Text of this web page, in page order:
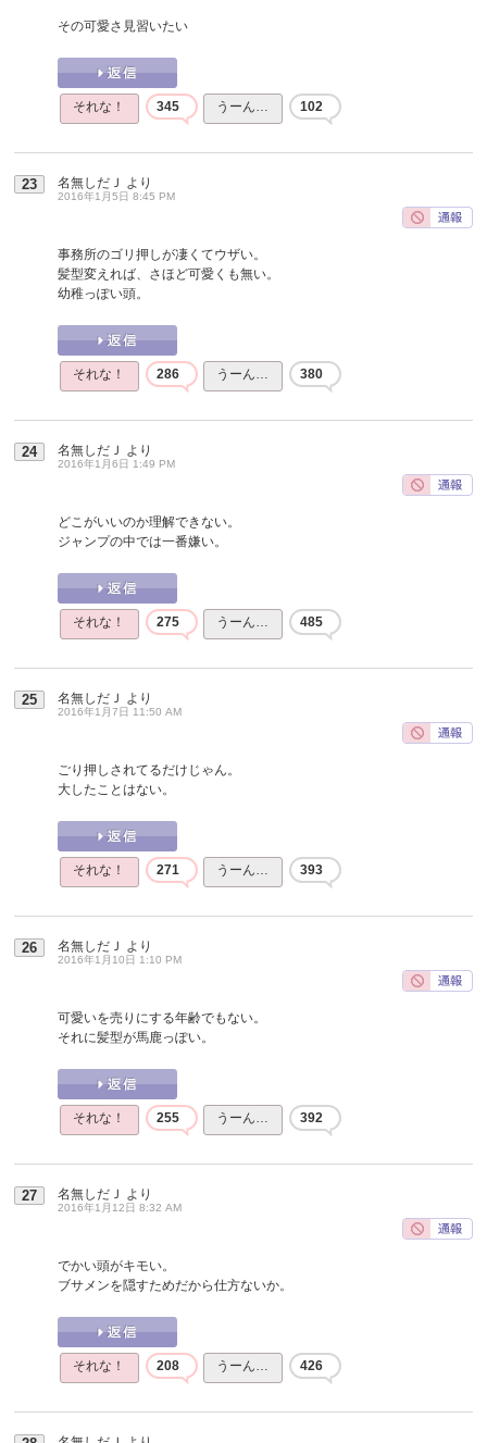
その可愛さ見習いたい
それな！ 345 うーん… 102
23 名無しだＪ より
2016年1月5日 8:45 PM
事務所のゴリ押しが凄くてウザい。
髪型変えれば、さほど可愛くも無い。
幼稚っぽい頭。
それな！ 286 うーん… 380
24 名無しだＪ より
2016年1月6日 1:49 PM
どこがいいのか理解できない。
ジャンプの中では一番嫌い。
それな！ 275 うーん… 485
25 名無しだＪ より
2016年1月7日 11:50 AM
ごり押しされてるだけじゃん。
大したことはない。
それな！ 271 うーん… 393
26 名無しだＪ より
2016年1月10日 1:10 PM
可愛いを売りにする年齢でもない。
それに髪型が馬鹿っぽい。
それな！ 255 うーん… 392
27 名無しだＪ より
2016年1月12日 8:32 AM
でかい頭がキモい。
ブサメンを隠すためだから仕方ないか。
それな！ 208 うーん… 426